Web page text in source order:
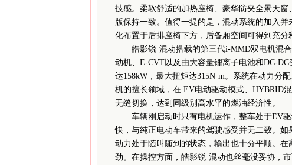
技感。柔软舒适的加热座椅、豪华防夹全景天
版保持一致。值得一提的是，混动系统的加入
化布置于后排座椅下方，后备厢空间可得到充分
皓影锐·混动搭载的第三代i-MMD双电机混合
动机、E-CVT以及由大容量锂离子电池和DC-
达158kW，最大扭矩达315N·m。系统在动力分
机的擅长领域，在 EV电动驱动模式、HYBRID
无缝切换，达到同级别高水平的燃油经济性。
车辆刚启动时只有电机运作，整车处于EV驱
快，与纯正电动车带来的驾驶感受并无二致。
动力处于随叫随到的状态，输出也十分平顺。
劲。在操控方面，皓影锐·混动也丝毫没妥协，